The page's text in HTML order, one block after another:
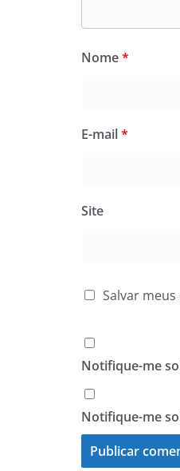
Nome*
E-mail*
Site
Salvar
Notifique-me
Notifique-me